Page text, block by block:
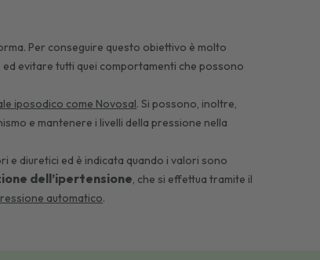
Per conseguire questo obiettivo è molto
evitare tutti quei comportamenti che possono
iposodico come Novosal. Si possono, inoltre,
e mantenere i livelli della pressione nella
e diuretici ed è indicata quando i valori sono
dell’ipertensione, che si effettua tramite il
automatico.